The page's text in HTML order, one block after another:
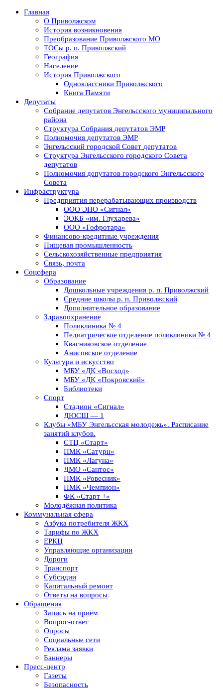
Главная
О Приволжском
История возникновения
Преобразование Приволжского МО
ТОСы р. п. Приволжский
География
Население
История Приволжского
Одноклассники Приволжского
Книга Памяти
Депутаты
Собрание депутатов Энгельсского муниципального
района
Структура Собрания депутатов ЭМР
Полномочия депутатов ЭМР
Энгельсский городской Совет депутатов
Структура Энгельсского городского Совета
депутатов
Полномочия депутатов городского Энгельсского
Совета
Инфраструктура
Предприятия перерабатывающих производств
ООО ЭПО «Сигнал»
ЭОКБ «им. Глухарева»
ООО «Гофротара»
Финансово-кредитные учреждения
Пищевая промышленность
Сельскохозяйственные предприятия
Связь, почта
Соцсфера
Образование
Дошкольные учреждения р. п. Приволжский
Средние школы р. п. Приволжский
Дополнительное образование
Здравоохранение
Поликлиника № 4
Педиатрическое отделение поликлиники № 4
Квасниковское отделение
Анисовское отделение
Культура и искусство
МБУ «ДК «Восход»
МБУ «ДК «Покровский»
Библиотеки
Спорт
Стадион «Сигнал»
ДЮСШ — 1
Клубы «МБУ Энгельсская молодежь». Расписание
занятий клубов.
СТЦ «Старт»
ПМК «Сатурн»
ПМК «Лагуна»
ДМО «Сантос»
ПМК «Ровесник»
ПМК «Чемпион»
ФК «Старт +»
Молодёжная политика
Коммунальная сфера
Азбука потребителя ЖКХ
Тарифы по ЖКХ
ЕРКЦ
Управляющие организации
Дороги
Транспорт
Субсидии
Капитальный ремонт
Ответы на вопросы
Обращения
Запись на приём
Вопрос-ответ
Опросы
Социальные сети
Реклама заявки
Баннеры
Пресс-центр
Газеты
Безопасность